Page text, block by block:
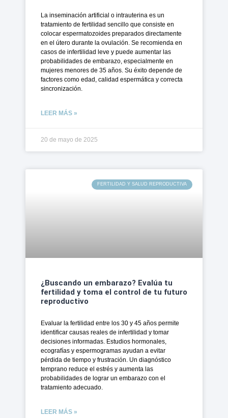
La inseminación artificial o intrauterina es un
tratamiento de fertilidad sencillo que consiste en
colocar espermatozoides preparados directamente
en el útero durante la ovulación. Se recomienda en
casos de infertilidad leve y puede aumentar las
probabilidades de embarazo, especialmente en
mujeres menores de 35 años. Su éxito depende de
factores como edad, calidad espermática y correcta
sincronización.
LEER MÁS »
20 de mayo de 2025
FERTILIDAD Y SALUD REPRODUCTIVA
¿Buscando un embarazo? Evalúa tu
fertilidad y toma el control de tu futuro
reproductivo
Evaluar la fertilidad entre los 30 y 45 años permite
identificar causas reales de infertilidad y tomar
decisiones informadas. Estudios hormonales,
ecografías y espermogramas ayudan a evitar
pérdida de tiempo y frustración. Un diagnóstico
temprano reduce el estrés y aumenta las
probabilidades de lograr un embarazo con el
tratamiento adecuado.
LEER MÁS »